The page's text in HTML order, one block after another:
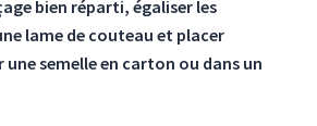
bien réparti, égaliser les
lame de couteau et placer
une semelle en carton ou dans un